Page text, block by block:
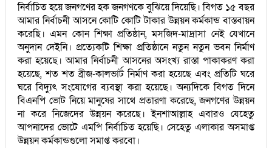
নির্বাচিত হয়ে জনগণের হক জনগণকে বুঝিয়ে দিয়েছি। বিগত ১৫ বছর
আমার নির্বাচনী আসনে কোটি কোটি টাকার উন্নয়ন কর্মকান্ড বাস্তবায়ন
করেছি। এমন কোন শিক্ষা প্রতিষ্ঠান, মসজিদ-মাদ্রাসা নেই যেখানে
অনুদান দেইনি। প্রত্যেকটি শিক্ষা প্রতিষ্ঠানে নতুন নতুন ভবন নির্মাণ
করা হয়েছে। আমার নির্বাচনী আসনের অসংখ্য রাস্তা পাকাকরণ করা
হয়েছে, শত শত ব্রীজ-কালভার্ট নির্মাণ করা হয়েছে এবং প্রতিটি ঘরে
ঘরে বিদ্যুৎ সংযোগের ব্যবস্থা করা হয়েছে। অন্যদিকে বিগত দিনে
বিএনপি ভোট নিয়ে মানুষের সাথে প্রতারণা করেছে, জনগণের উন্নয়ন
না করে নিজেদের উন্নয়ন করেছে। ইনশাআল্লাহ এবারও যেহেতু
আপনাদের ভোটে এমপি নির্বাচিত হয়েছি। সেহেতু এলাকার অসমাপ্ত
উন্নয়ন কর্মকান্ডগুলো সমাপ্ত করবো।